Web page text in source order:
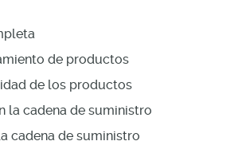
de productos
de los productos
la cadena de suministro
cadena de suministro